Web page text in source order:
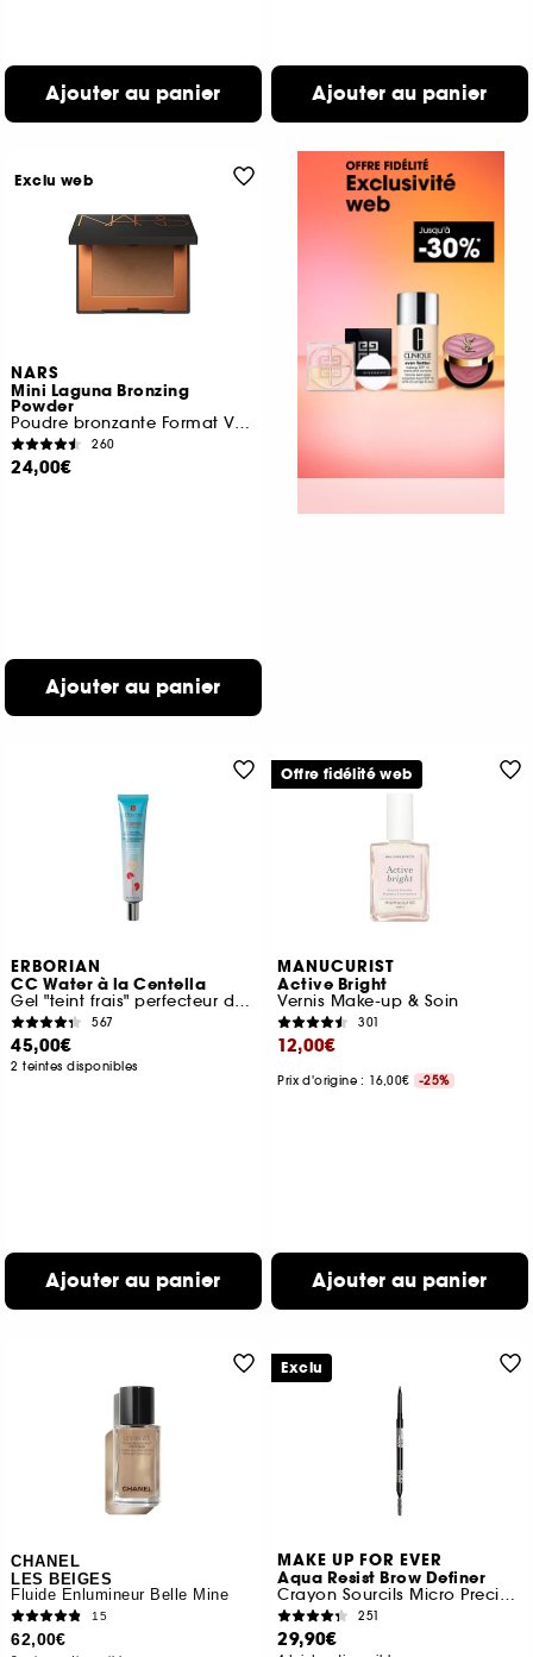
Ajouter au panier Ajouter au panier
NARS
Mini Laguna Bronzing
Powder
Poudre bronzante Format Voyage
260
24,00€
Ajouter au panier
Exclu web
ERBORIAN
CC Water à la Centella
Gel "teint frais" perfecteur de peau
567
45,00€
2 teintes disponibles
Ajouter au panier
MANUCURIST
Active Bright
Vernis Make-up & Soin
301
12,00€
Prix d'origine : 16,00€ -25%
Ajouter au panier
Offre fidélité web
CHANEL
LES BEIGES
Fluide Enlumineur Belle Mine
15
62,00€
MAKE UP FOR EVER
Aqua Resist Brow Definer
Crayon Sourcils Micro Precision 24h
251
29,90€
Exclu